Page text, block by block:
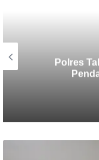
Berbekal